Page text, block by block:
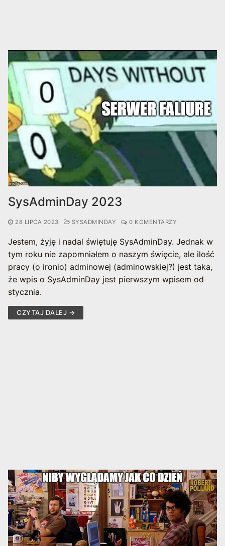
SysAdminDay 2023
28 LIPCA 2023 SYSADMINDAY 0 KOMENTARZY
Jestem, żyję i nadal świętuję SysAdminDay. Jednak w
tym roku nie zapomniałem o naszym święcie, ale ilość
pracy (o ironio) adminowej (adminowskiej?) jest taka,
że wpis o SysAdminDay jest pierwszym wpisem od
stycznia.
CZYTAJ DALEJ →